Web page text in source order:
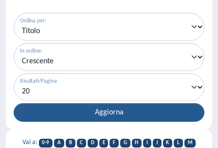
Ordina per:
In ordine:
Risultati/Pagina
Vai a: 0-9 A B C D E F G H J K L
M